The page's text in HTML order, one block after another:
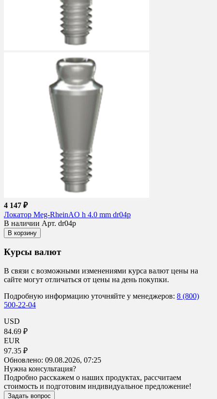
4 147 ₽
Локатор Meg-RheinAO h 4.0 mm dr04p
В наличии Арт. dr04p
В корзину
Курсы валют
В связи с возможными изменениями курса валют цены на
сайте могут отличаться от цены на день покупки.
Подробную информацию уточняйте у менеджеров: 8 (800)
500-22-04
USD
84.69 ₽
EUR
97.35 ₽
Обновлено: 09.08.2026, 07:25
Нужна консультация?
Подробно расскажем о наших продуктах, рассчитаем
стоимость и подготовим индивидуальное предложение!
Задать вопрос